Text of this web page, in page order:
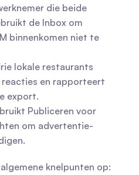
die beide
de Inbox om
binnenkomen niet te
lokale restaurants
en rapporteert
export.
Publiceren voor
om advertentie-
knelpunten op: